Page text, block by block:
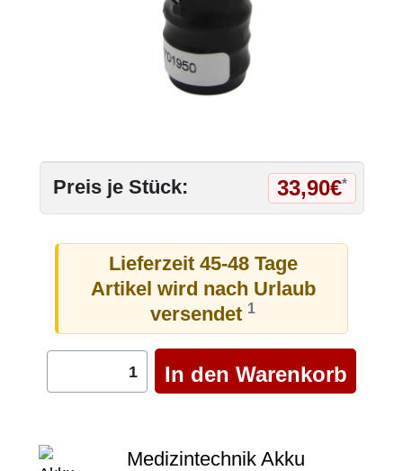
Preis je Stück: 33,90€*
Lieferzeit 45-48 Tage
Artikel wird nach Urlaub
versendet 1
Medizintechnik Akku